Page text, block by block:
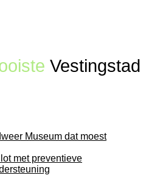
Vestingstad
Museum dat moest
met preventieve